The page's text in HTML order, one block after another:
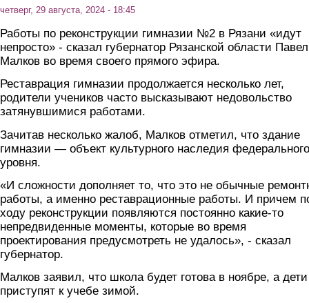
четверг, 29 августа, 2024 - 18:45
Работы по реконструкции гимназии №2 в Рязани «идут
непросто» - сказал губернатор Рязанской области Павел
Малков во время своего прямого эфира.
Реставрация гимназии продолжается несколько лет,
родители учеников часто высказывают недовольство
затянувшимися работами.
Зачитав несколько жалоб, Малков отметил, что здание
гимназии — объект культурного наследия федерального
уровня.
«И сложности дополняет то, что это не обычные
работы, а именно реставрационные работы. И причем
ходу реконструкции появляются постоянно какие-то
непредвиденные моменты, которые во время
проектирования предусмотреть не удалось», - сказал
губернатор.
Малков заявил, что школа будет готова в ноябре, а дети
приступят к учебе зимой.